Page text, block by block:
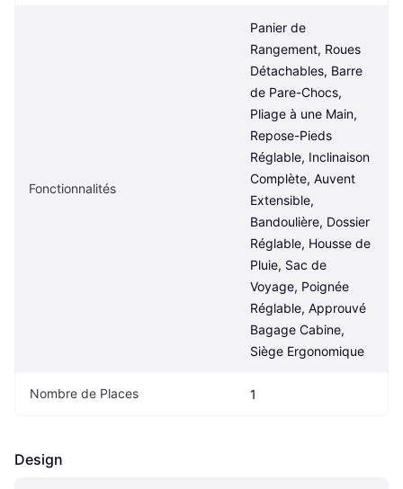
Fonctionnalités
Panier de
Rangement, Roues
Détachables, Barre
de Pare-Chocs,
Pliage à une Main,
Repose-Pieds
Réglable, Inclinaison
Complète, Auvent
Extensible,
Bandoulière, Dossier
Réglable, Housse de
Pluie, Sac de
Voyage, Poignée
Réglable, Approuvé
Bagage Cabine,
Siège Ergonomique
Nombre de Places 1
Design